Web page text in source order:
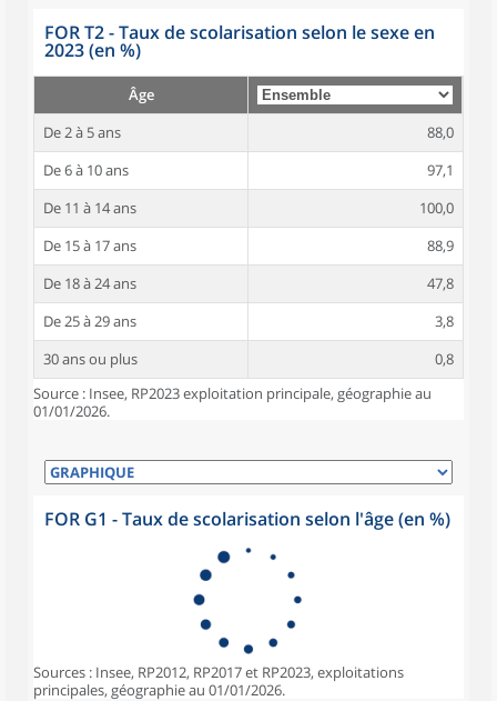
FOR T2 - Taux de scolarisation selon le sexe en
2023 (en %)
Âge
De 2 à 5 ans
88,0
De 6 à 10 ans
97,1
De 11 à 14 ans
100,0
De 15 à 17 ans
88,9
De 18 à 24 ans
47,8
De 25 à 29 ans
3,8
30 ans ou plus
0,8
Source : Insee, RP2023 exploitation principale, géographie au
01/01/2026.
FOR G1 - Taux de scolarisation selon l'âge (en %)
Sources : Insee, RP2012, RP2017 et RP2023, exploitations
principales, géographie au 01/01/2026.